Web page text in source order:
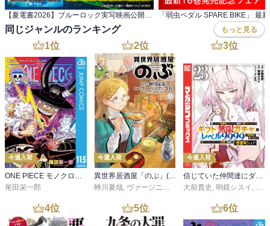
同じジャンルのランキング もっと見る
1位
今週入荷
ONE PIECE モノクロ版 115
尾田栄一郎
2位
今週入荷
異世界居酒屋「のぶ」(22)
蝉川夏哉, ヴァージニア二等兵 ,転
3位
今週入荷
信じていた仲間達にダンジョン奥地で殺されかけたがギフト『無限ガチャ』でレベル９９９９の仲間達を手に入れて元パーティーメンバーと世界に復讐＆『ざまぁ！』します！（２３）
大前貴史 , 明鏡シスイ , ｔ
4位 5位 6位